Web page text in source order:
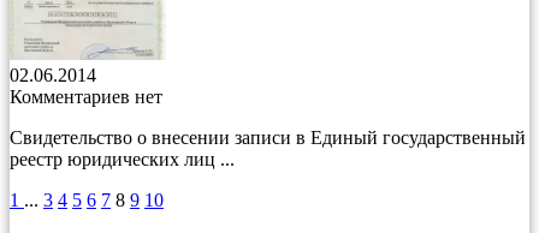
02.06.2014
Комментариев нет
Свидетельство о внесении записи в Единый государственный
реестр юридических лиц ...
1 ... 3 4 5 6 7 8 9 10